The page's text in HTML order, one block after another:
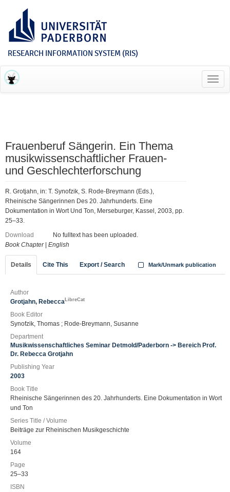
RESEARCH INFORMATION SYSTEM (RIS)
Frauenberuf Sängerin. Ein Thema
musikwissenschaftlicher Frauen-
und Geschlechterforschung
R. Grotjahn, in: T. Synofzik, S. Rode-Breymann (Eds.),
Rheinische Sängerinnen Des 20. Jahrhunderts. Eine
Dokumentation in Wort Und Ton, Merseburger, Kassel, 2003, pp.
25–33.
Download
No fulltext has been uploaded.
Book Chapter| English
Details Cite This Export / Search Mark/Unmark publication
Author
Grotjahn, Rebecca LibreCat
Book Editor
Synofzik, Thomas ; Rode-Breymann, Susanne
Department
Musikwissenschaftliches Seminar Detmold/Paderborn -> Bereich Prof.
Dr. Rebecca Grotjahn
Publishing Year
2003
Book Title
Rheinische Sängerinnen des 20. Jahrhunderts. Eine Dokumentation in Wort
und Ton
Series Title / Volume
Beiträge zur Rheinischen Musikgeschichte
Volume
164
Page
25–33
ISBN